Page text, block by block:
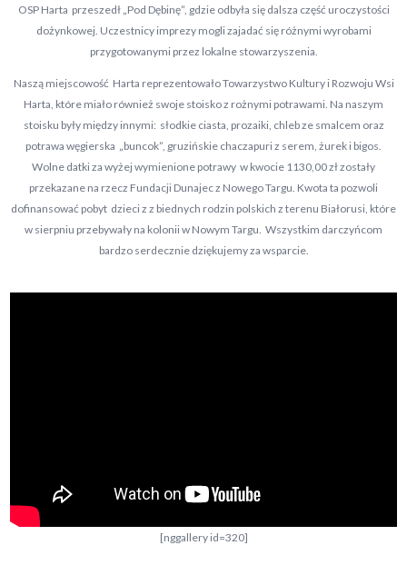
OSP Harta przeszedł „Pod Dębinę”, gdzie odbyła się dalsza część uroczystości
dożynkowej. Uczestnicy imprezy mogli zajadać się różnymi wyrobami
przygotowanymi przez lokalne stowarzyszenia.
Naszą miejscowość Harta reprezentowało Towarzystwo Kultury i Rozwoju Wsi
Harta, które miało również swoje stoisko z rożnymi potrawami. Na naszym
stoisku były między innymi: słodkie ciasta, prozaiki, chleb ze smalcem oraz
potrawa węgierska „buncok”, gruzińskie chaczapuri z serem, żurek i bigos.
Wolne datki za wyżej wymienione potrawy w kwocie 1130,00 zł zostały
przekazane na rzecz Fundacji Dunajec z Nowego Targu. Kwota ta pozwoli
dofinansować pobyt dzieci z z biednych rodzin polskich z terenu Białorusi, które
w sierpniu przebywały na kolonii w Nowym Targu. Wszystkim darczyńcom
bardzo serdecznie dziękujemy za wsparcie.
[nggallery id=320]